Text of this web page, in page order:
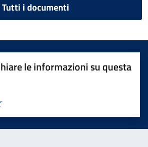
Tutti i documenti
le informazioni su questa
5 stelle su 5
stelle su 5
su 5
su 5